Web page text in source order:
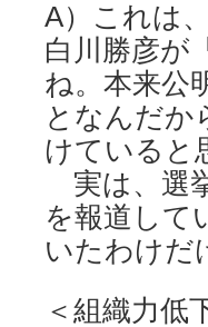
A）これは
白川勝彦が
ね。本来公
となんだか
けていると
実は、選
を報道して
いたわけだ
＜組織力